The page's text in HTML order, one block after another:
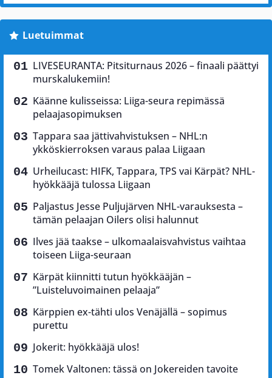
Luetuimmat
LIVESEURANTA: Pitsiturnaus 2026 – finaali päättyi
murskalukemiin!
Käänne kulisseissa: Liiga-seura repimässä
pelaajasopimuksen
Tappara saa jättivahvistuksen – NHL:n
ykköskierroksen varaus palaa Liigaan
Urheilucast: HIFK, Tappara, TPS vai Kärpät? NHL-
hyökkääjä tulossa Liigaan
Paljastus Jesse Puljujärven NHL-varauksesta –
tämän pelaajan Oilers olisi halunnut
Ilves jää taakse – ulkomaalaisvahvistus vaihtaa
toiseen Liiga-seuraan
Kärpät kiinnitti tutun hyökkääjän –
”Luisteluvoimainen pelaaja”
Kärppien ex-tähti ulos Venäjällä – sopimus
purettu
Jokerit: hyökkääjä ulos!
Tomek Valtonen: tässä on Jokereiden tavoite